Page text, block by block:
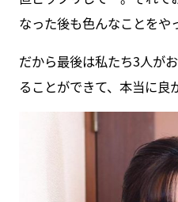
なった後も色んなことをや
だから最後は私たち3人が
ることができて、本当に良